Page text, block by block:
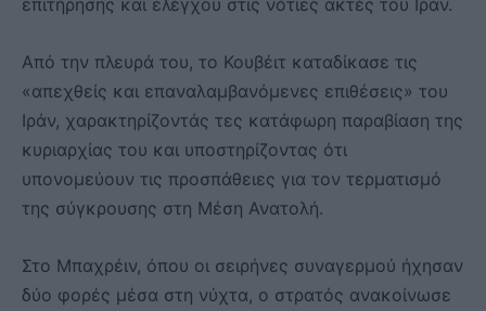
Από την πλευρά του, το Κουβέιτ καταδίκασε τις
«απεχθείς και επαναλαμβανόμενες επιθέσεις» του
Ιράν, χαρακτηρίζοντάς τες κατάφωρη παραβίαση της
κυριαρχίας του και υποστηρίζοντας ότι
υπονομεύουν τις προσπάθειες για τον τερματισμό
της σύγκρουσης στη Μέση Ανατολή.
Στο Μπαχρέιν, όπου οι σειρήνες συναγερμού ήχησαν
δύο φορές μέσα στη νύχτα, ο στρατός ανακοίνωσε